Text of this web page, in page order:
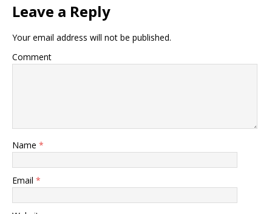
Leave a Reply
Your email address will not be published.
Comment
Name *
Email *